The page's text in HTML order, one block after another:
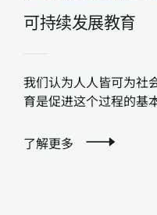
可持续发展教育
我们认为人人皆可为社
育是促进这个过程的基
了解更多